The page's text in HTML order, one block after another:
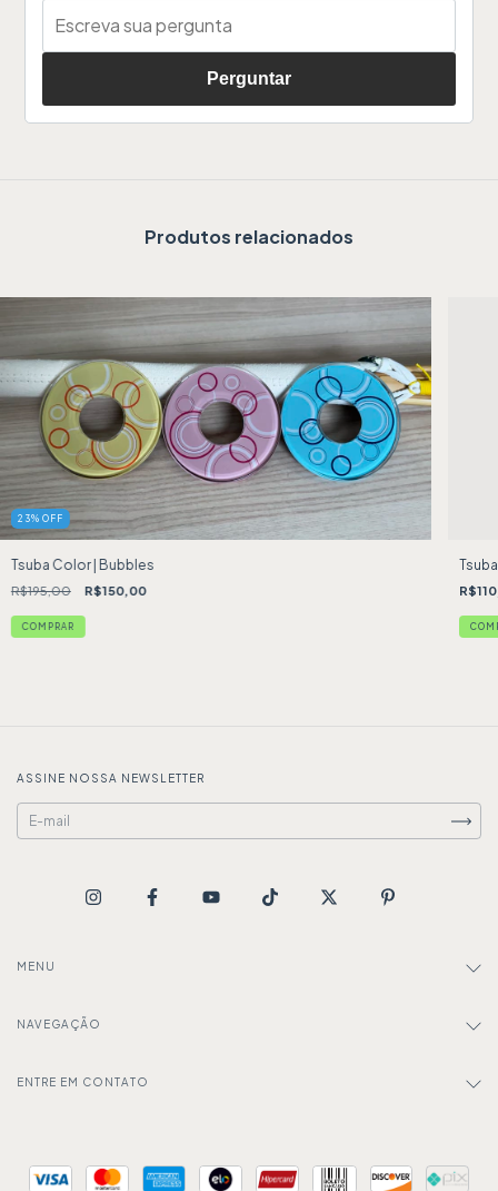
Perguntar
Produtos relacionados
23% OFF
Tsuba Color | Bubbles
R$195,00 R$150,00
COMPRAR
ASSINE NOSSA NEWSLETTER
MENU
NAVEGAÇÃO
ENTRE EM CONTATO